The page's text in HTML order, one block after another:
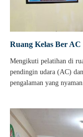
Ruang Kelas Ber
Mengikuti pelatihan di
pendingin udara (AC)
pengalaman yang